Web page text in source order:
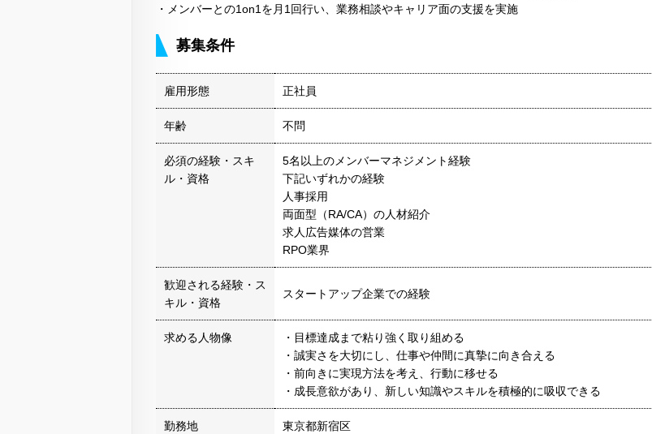
・メンバーとの1on1を月1回行い、業務相談やキャリア面の支援を実施
募集条件
雇用形態 正社員
年齢 不問
必須の経験・スキ
ル・資格
5名以上のメンバーマネジメント経験
下記いずれかの経験
人事採用
両面型（RA/CA）の人材紹介
求人広告媒体の営業
RPO業界
歓迎される経験・ス
キル・資格
スタートアップ企業での経験
求める人物像
・目標達成まで粘り強く取り組める
・誠実さを大切にし、仕事や仲間に真摯に向き合える
・前向きに実現方法を考え、行動に移せる
・成長意欲があり、新しい知識やスキルを積極的に吸収できる
勤務地
東京都新宿区